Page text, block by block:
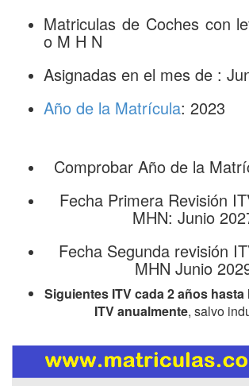
Matriculas de Coches con
o M H N
Asignadas en el mes de :
Año de la Matrícula: 2023
Comprobar Año de la
Fecha Primera Revisión
MHN: Junio
Fecha Segunda revisión
MHN Junio
Siguientes ITV cada 2 años hasta
ITV anualmente, salvo